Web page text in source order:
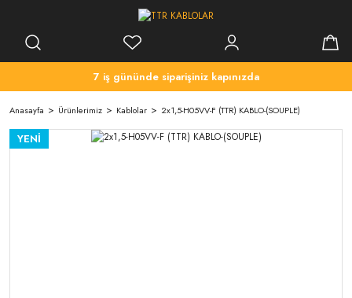
7 iş gününde siparişiniz kapınızda
Anasayfa Ürünlerimiz Kablolar 2x1,5-H05VV-F (TTR) KABLO-(SOUPLE)
YENİ